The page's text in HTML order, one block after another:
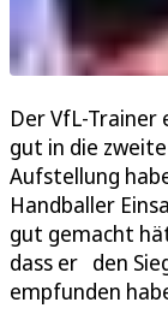
Der VfL-
gut in die
Aufstellung
Handballer
gut gemacht
dass er den
empfunden